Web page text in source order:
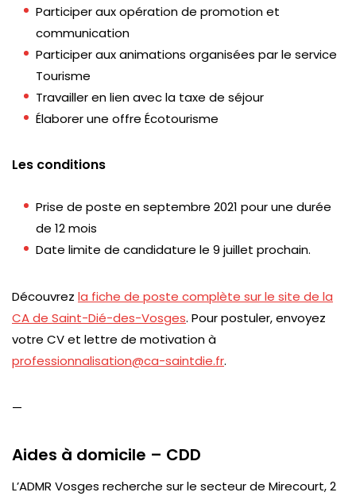
Participer aux opération de promotion et
communication
Participer aux animations organisées par le service
Tourisme
Travailler en lien avec la taxe de séjour
Élaborer une offre Écotourisme
Les conditions
Prise de poste en septembre 2021 pour une durée
de 12 mois
Date limite de candidature le 9 juillet prochain.
Découvrez la fiche de poste complète sur le site de la
CA de Saint-Dié-des-Vosges. Pour postuler, envoyez
votre CV et lettre de motivation à
professionnalisation@ca-saintdie.fr.
—
Aides à domicile – CDD
L’ADMR Vosges recherche sur le secteur de Mirecourt, 2